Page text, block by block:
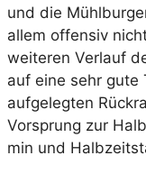
und die
allem offensiv
weiteren Verlauf
auf eine sehr gute
aufgelegten
Vorsprung zur
min und